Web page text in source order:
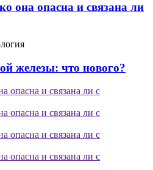
она опасна и связана ли
железы: что нового?